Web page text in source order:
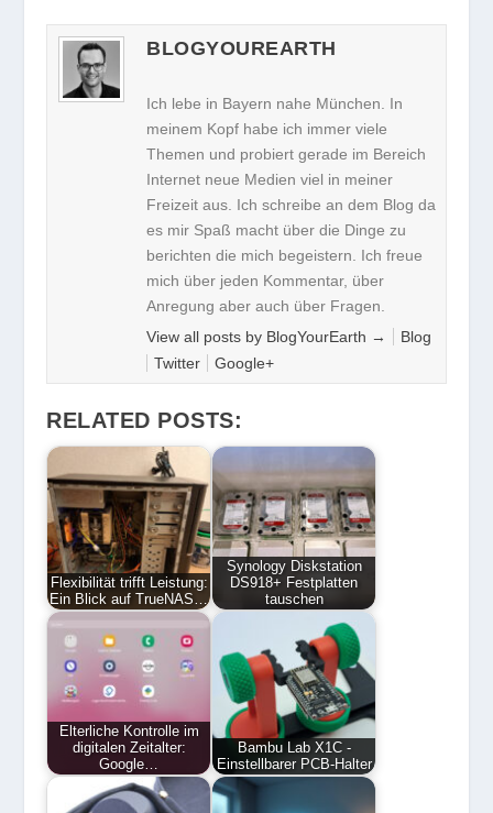
BLOGYOUREARTH
Ich lebe in Bayern nahe München. In
meinem Kopf habe ich immer viele
Themen und probiert gerade im Bereich
Internet neue Medien viel in meiner
Freizeit aus. Ich schreibe an dem Blog da
es mir Spaß macht über die Dinge zu
berichten die mich begeistern. Ich freue
mich über jeden Kommentar, über
Anregung aber auch über Fragen.
View all posts by BlogYourEarth →
Blog
Twitter
Google+
RELATED POSTS:
Flexibilität trifft Leistung:
Ein Blick auf TrueNAS…
Synology Diskstation
DS918+ Festplatten
tauschen
Elterliche Kontrolle im
digitalen Zeitalter:
Google…
Bambu Lab X1C -
Einstellbarer PCB-Halter